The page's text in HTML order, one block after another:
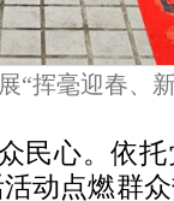
“挥毫迎春、
民心。依
动点燃群